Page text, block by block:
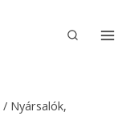
/ Nyársalók,